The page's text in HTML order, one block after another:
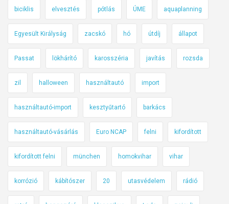
biciklis elvesztés pótlás ÚME aquaplanning
Egyesült Királyság zacskó hó útdíj állapot
Passat lökhárító karosszéria javítás rozsda
zil halloween használtautó import
használtautó-import kesztyűtartó barkács
használtautó-vásárlás Euro NCAP felni kifordított
kifordított felni münchen homokvihar vihar
korrózió kábítószer 20 utasvédelem rádió